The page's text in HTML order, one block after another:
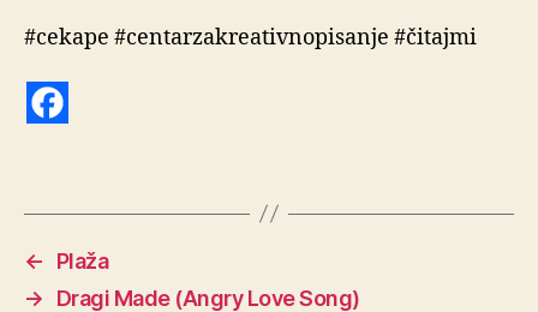
#cekape #centarzakreativnopisanje #čitajmi
←
Plaža
→
Dragi Made (Angry Love Song)